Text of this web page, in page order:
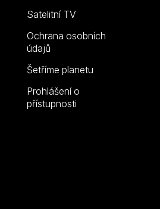
Satelitní TV
Ochrana osobních
údajů
Šetříme planetu
Prohlášení o
přístupnosti